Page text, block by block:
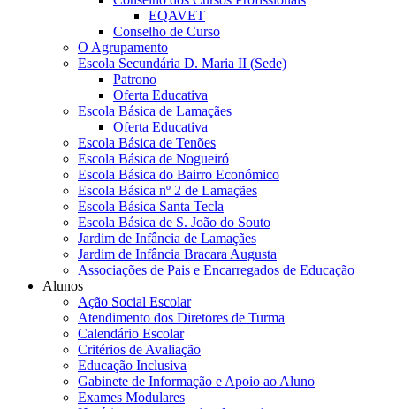
EQAVET
Conselho de Curso
O Agrupamento
Escola Secundária D. Maria II (Sede)
Patrono
Oferta Educativa
Escola Básica de Lamaçães
Oferta Educativa
Escola Básica de Tenões
Escola Básica de Nogueiró
Escola Básica do Bairro Económico
Escola Básica nº 2 de Lamaçães
Escola Básica Santa Tecla
Escola Básica de S. João do Souto
Jardim de Infância de Lamaçães
Jardim de Infância Bracara Augusta
Associações de Pais e Encarregados de Educação
Alunos
Ação Social Escolar
Atendimento dos Diretores de Turma
Calendário Escolar
Critérios de Avaliação
Educação Inclusiva
Gabinete de Informação e Apoio ao Aluno
Exames Modulares